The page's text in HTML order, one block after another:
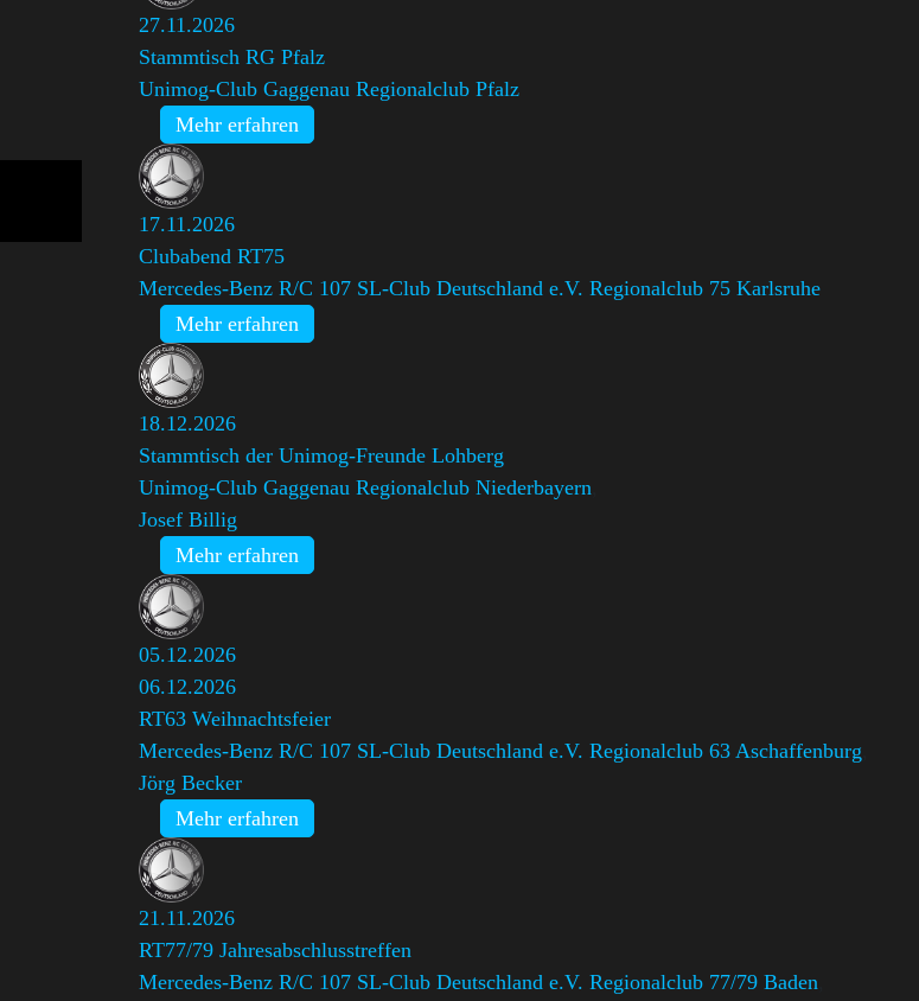
27.11.2026
Stammtisch RG Pfalz
Unimog-Club Gaggenau Regionalclub Pfalz
Mehr erfahren
17.11.2026
Clubabend RT75
Mercedes-Benz R/C 107 SL-Club Deutschland e.V. Regionalclub 75 Karlsruhe
Mehr erfahren
18.12.2026
Stammtisch der Unimog-Freunde Lohberg
Unimog-Club Gaggenau Regionalclub Niederbayern
Josef Billig
Mehr erfahren
05.12.2026
06.12.2026
RT63 Weihnachtsfeier
Mercedes-Benz R/C 107 SL-Club Deutschland e.V. Regionalclub 63 Aschaffenburg
Jörg Becker
Mehr erfahren
21.11.2026
RT77/79 Jahresabschlusstreffen
Mercedes-Benz R/C 107 SL-Club Deutschland e.V. Regionalclub 77/79 Baden